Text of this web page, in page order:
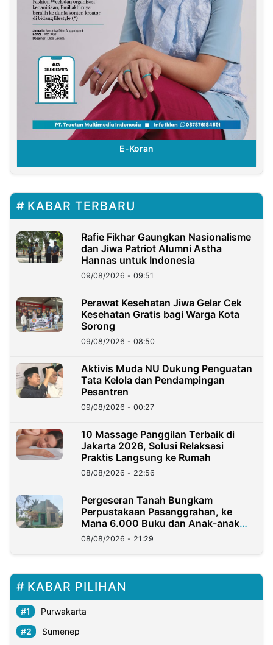
E-Koran
KABAR TERBARU
Rafie Fikhar Gaungkan Nasionalisme
dan Jiwa Patriot Alumni Astha
Hannas untuk Indonesia
09/08/2026 - 09:51
Perawat Kesehatan Jiwa Gelar Cek
Kesehatan Gratis bagi Warga Kota
Sorong
09/08/2026 - 08:50
Aktivis Muda NU Dukung Penguatan
Tata Kelola dan Pendampingan
Pesantren
09/08/2026 - 00:27
10 Massage Panggilan Terbaik di
Jakarta 2026, Solusi Relaksasi
Praktis Langsung ke Rumah
08/08/2026 - 22:56
Pergeseran Tanah Bungkam
Perpustakaan Pasanggrahan, ke
Mana 6.000 Buku dan Anak-anak
Kini?
08/08/2026 - 21:29
KABAR PILIHAN
Purwakarta
Sumenep